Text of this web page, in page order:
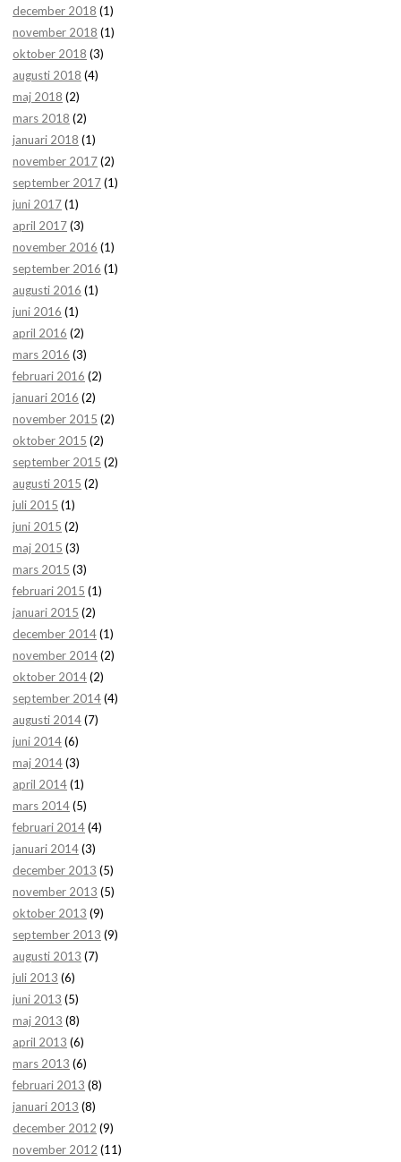
december 2018 (1)
november 2018 (1)
oktober 2018 (3)
augusti 2018 (4)
maj 2018 (2)
mars 2018 (2)
januari 2018 (1)
november 2017(2)
september 2017(1)
juni 2017(1)
april 2017(3)
november 2016 (1)
september 2016 (1)
augusti 2016 (1)
juni 2016 (1)
april 2016 (2)
mars 2016 (3)
februari 2016 (2)
januari 2016 (2)
november 2015 (2)
oktober 2015 (2)
september 2015 (2)
augusti 2015 (2)
juli 2015 (1)
juni 2015 (2)
maj 2015 (3)
mars 2015 (3)
februari 2015 (1)
januari 2015 (2)
december 2014(1)
november 2014(2)
oktober 2014(2)
september 2014(4)
augusti 2014(7)
juni 2014(6)
maj 2014(3)
april 2014(1)
mars 2014(5)
februari 2014(4)
januari 2014(3)
december 2013 (5)
november 2013 (5)
oktober 2013 (9)
september 2013 (9)
augusti 2013 (7)
juli 2013 (6)
juni 2013 (5)
maj 2013 (8)
april 2013 (6)
mars 2013 (6)
februari 2013 (8)
januari 2013 (8)
december 2012 (9)
november 2012 (11)